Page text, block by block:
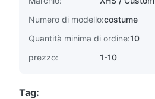
Numero di modello:costume
Quantità minima di ordine:10
prezzo:
1-10
Tag: